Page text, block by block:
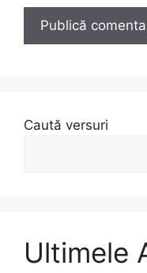
Caută versuri
Ultimele